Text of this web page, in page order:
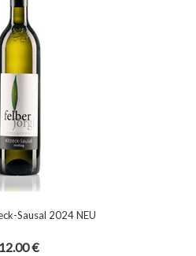
Sausal 2024 NEU
12.00 €